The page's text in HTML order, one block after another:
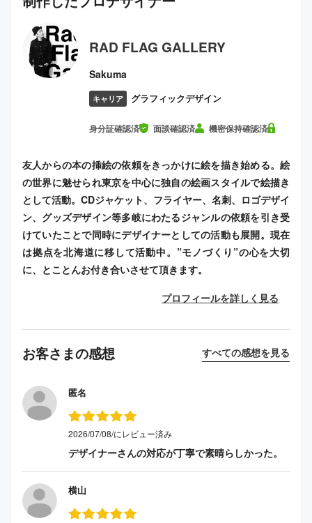
RAD FLAG GALLERY
Sakuma
キャリア グラフィックデザイン
身分証確認済 面談確認済 機密保持確認済
友人からの本の挿絵の依頼をきっかけに絵を描き始める。絵
の世界に魅せられ東京を中心に独自の絵画スタイルで絵描き
として活動。CDジャケット、フライヤー、名刺、ロゴデザイ
ン、グッズデザイン等多岐にわたるジャンルの依頼を引き受
けていたことで同時にデザイナーとしての活動も展開。現在
は拠点を北海道に移して活動中。”モノづくり”の心を大切
に、とことんお付き合いさせて頂きます。
プロフィールを詳しく見る
お客さまの感想 すべての感想を見る
匿名
2026/07/08/にレビュー済み
デザイナーさんの対応が丁寧で素晴らしかった。
横山